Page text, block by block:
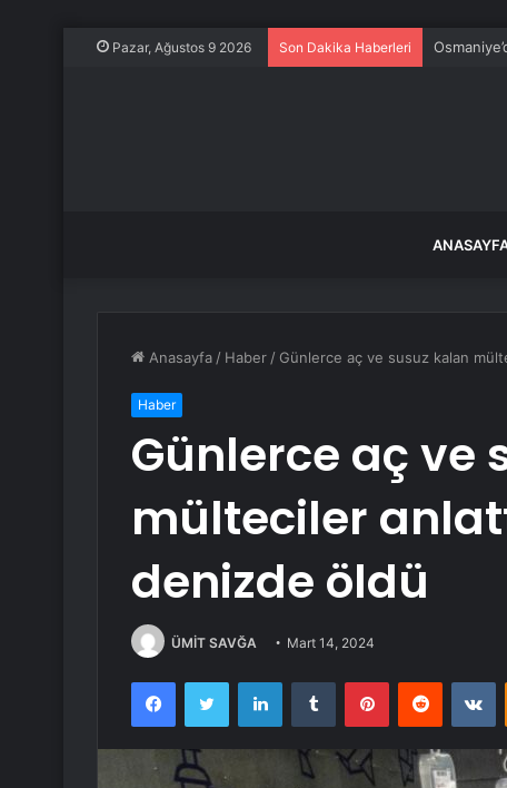
Pazar, Ağustos 9 2026 Son Dakika Haberleri
Anasayfa / Haber / Günlerce aç ve susuz kalan
Haber
Günlerce aç ve
mülteciler
denizde öldü
ÜMİT SAVĞA Mart 14, 2024
FacebookTwitter LinkedInTumblr PinterestReddit